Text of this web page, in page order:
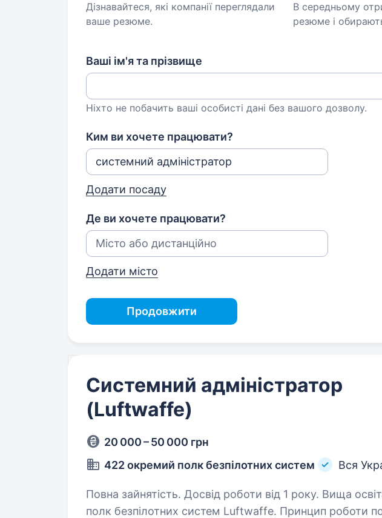
Дізнавайтеся, які компанії переглядали
ваше резюме.
В середньому
резюме і
Ваші ім'я та прізвище
Ніхто не побачить ваші особисті дані без вашого дозволу.
Ким ви хочете працювати?
Додати посаду
Де ви хочете працювати?
Додати місто
Продовжити
Системний адміністратор
(Luftwaffe)
20 000 – 50 000 грн
422 окремий полк безпілотних систем
Вся
Повна зайнятість. Досвід роботи від 1 року. Вища освіта. 422
полк безпілотних систем Luftwaffe. Принцип роботи